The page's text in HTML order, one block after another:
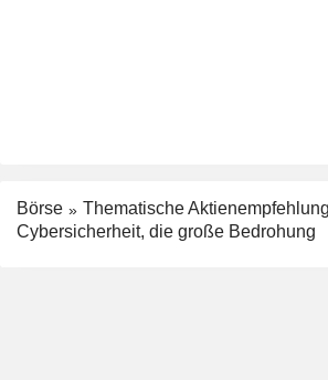
Börse
Thematische
Cybersicherheit, die große Bedrohung